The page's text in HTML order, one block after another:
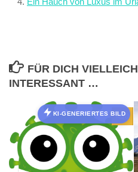
FÜR DICH
INTERESSANT …
KI-GENERIERTES BILD0